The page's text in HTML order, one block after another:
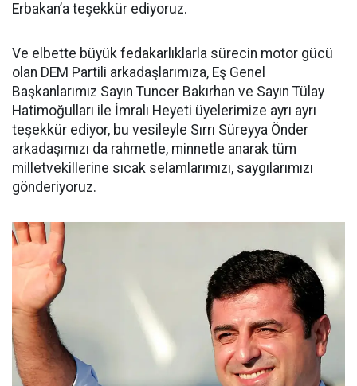
Erbakan’a teşekkür ediyoruz.
Ve elbette büyük fedakarlıklarla sürecin motor gücü
olan DEM Partili arkadaşlarımıza, Eş Genel
Başkanlarımız Sayın Tuncer Bakırhan ve Sayın Tülay
Hatimoğulları ile İmralı Heyeti üyelerimize ayrı ayrı
teşekkür ediyor, bu vesileyle Sırrı Süreyya Önder
arkadaşımızı da rahmetle, minnetle anarak tüm
milletvekillerine sıcak selamlarımızı, saygılarımızı
gönderiyoruz.